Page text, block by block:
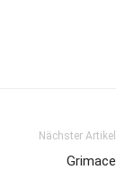
Nächster Artikel
Grimace